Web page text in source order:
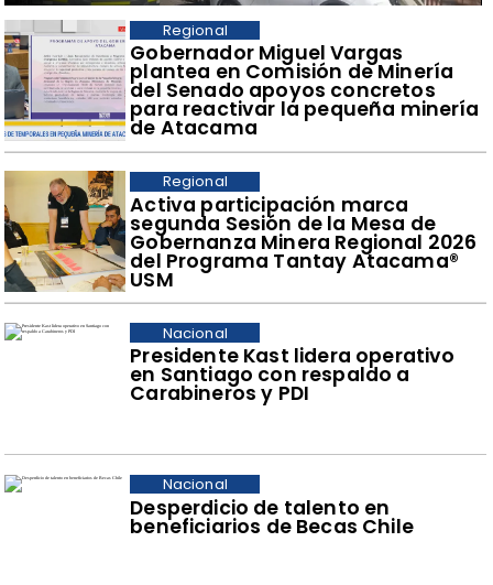
​Gobernador Miguel Vargas
plantea en Comisión de Minería
del Senado apoyos concretos
para reactivar la pequeña minería
de Atacama
Regional
​Activa participación marca
segunda Sesión de la Mesa de
Gobernanza Minera Regional 2026
del Programa Tantay Atacama®
USM
Regional
Presidente Kast lidera operativo
en Santiago con respaldo a
Carabineros y PDI
Nacional
Desperdicio de talento en
beneficiarios de Becas Chile
Nacional